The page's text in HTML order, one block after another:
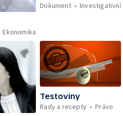
Ekonomika
Dokument
Investigativní
Testoviny
Rady a recepty
Právo